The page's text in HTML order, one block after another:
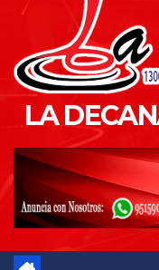
LA